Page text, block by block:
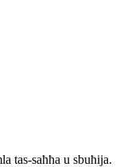
tas-saħħa u sbuħija.